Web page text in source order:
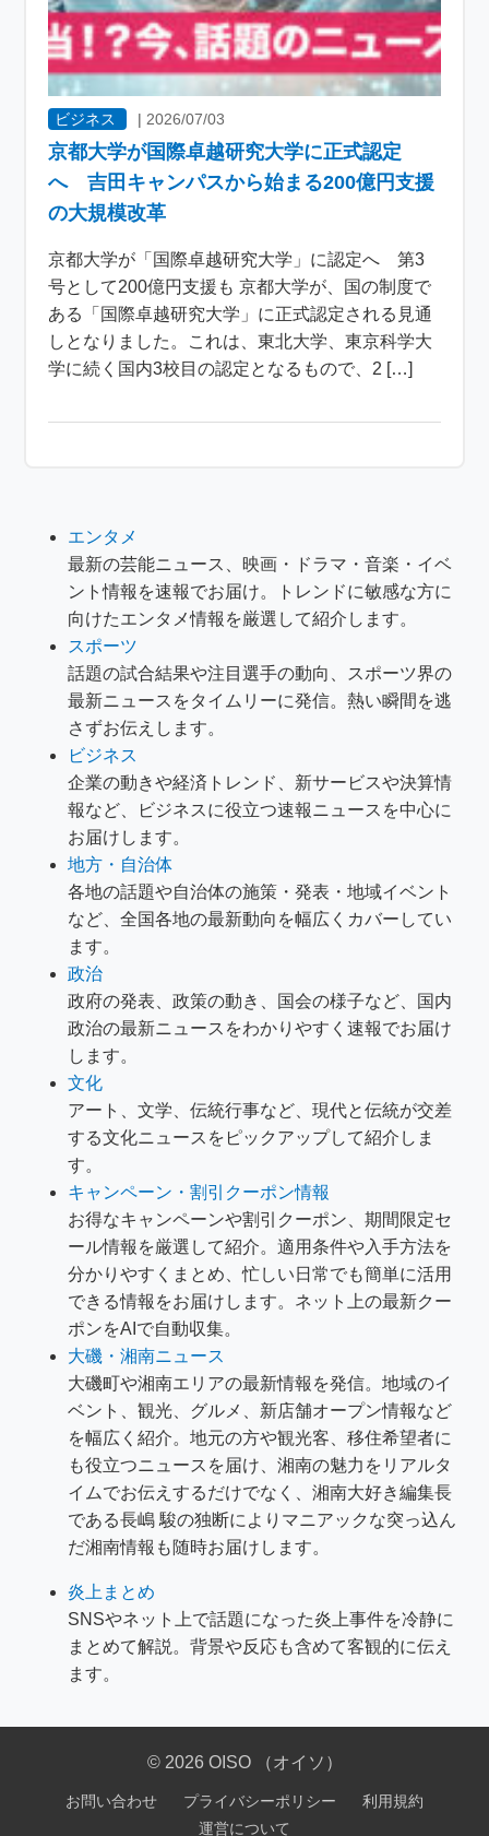
ビジネス |2026/07/03
京都大学が国際卓越研究大学に正式認定
へ 吉田キャンパスから始まる200億円支援
の大規模改革
京都大学が「国際卓越研究大学」に認定へ 第3
号として200億円支援も 京都大学が、国の制度で
ある「国際卓越研究大学」に正式認定される見通
しとなりました。これは、東北大学、東京科学大
学に続く国内3校目の認定となるもので、2 […]
エンタメ
最新の芸能ニュース、映画・ドラマ・音楽・イベ
ント情報を速報でお届け。トレンドに敏感な方に
向けたエンタメ情報を厳選して紹介します。
スポーツ
話題の試合結果や注目選手の動向、スポーツ界の
最新ニュースをタイムリーに発信。熱い瞬間を逃
さずお伝えします。
ビジネス
企業の動きや経済トレンド、新サービスや決算情
報など、ビジネスに役立つ速報ニュースを中心に
お届けします。
地方・自治体
各地の話題や自治体の施策・発表・地域イベント
など、全国各地の最新動向を幅広くカバーしてい
ます。
政治
政府の発表、政策の動き、国会の様子など、国内
政治の最新ニュースをわかりやすく速報でお届け
します。
文化
アート、文学、伝統行事など、現代と伝統が交差
する文化ニュースをピックアップして紹介しま
す。
キャンペーン・割引クーポン情報
お得なキャンペーンや割引クーポン、期間限定セ
ール情報を厳選して紹介。適用条件や入手方法を
分かりやすくまとめ、忙しい日常でも簡単に活用
できる情報をお届けします。ネット上の最新クー
ポンをAIで自動収集。
大磯・湘南ニュース
大磯町や湘南エリアの最新情報を発信。地域のイ
ベント、観光、グルメ、新店舗オープン情報など
を幅広く紹介。地元の方や観光客、移住希望者に
も役立つニュースを届け、湘南の魅力をリアルタ
イムでお伝えするだけでなく、湘南大好き編集長
である長嶋 駿の独断によりマニアックな突っ込ん
だ湘南情報も随時お届けします。
炎上まとめ
SNSやネット上で話題になった炎上事件を冷静に
まとめて解説。背景や反応も含めて客観的に伝え
ます。
© 2026 OISO （オイソ）
お問い合わせ プライバシーポリシー
利用規約
運営について